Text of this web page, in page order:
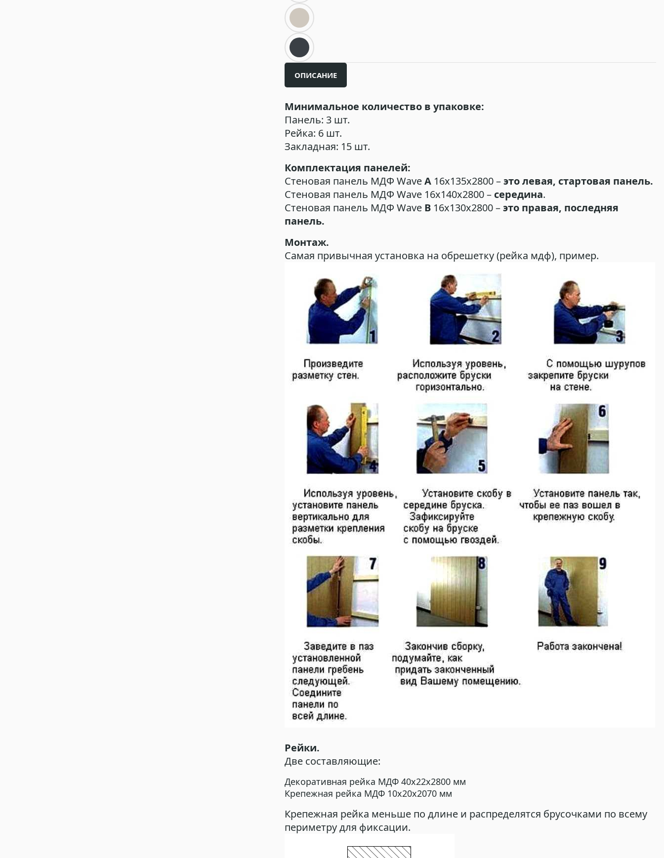
ОПИСАНИЕ
Минимальное количество в упаковке:
Панель: 3 шт.
Рейка: 6 шт.
Закладная: 15 шт.
Комплектация панелей:
Стеновая панель МДФ WaveA 16х135х2800 –это левая, стартовая панель.
Стеновая панель МДФ Wave 16х140х2800 – середина.
Стеновая панель МДФ Wave В 16х130х2800 –это правая, последняя
панель.
Монтаж.
Самая привычная установка на обрешетку (рейка мдф), пример.
Рейки.
Две составляющие:
Декоративная рейка МДФ 40х22х2800 мм
Крепежная рейка МДФ 10х20х2070 мм
Крепежная рейка меньше по длине и распределятся брусочками по всему
периметру для фиксации.